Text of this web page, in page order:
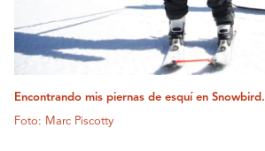
Encontrando mis piernas de esquí en Snowbird.
Foto: Marc Piscotty